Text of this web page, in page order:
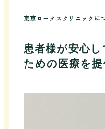
東京ロータスクリニックに
患者様が安心
ための医療を